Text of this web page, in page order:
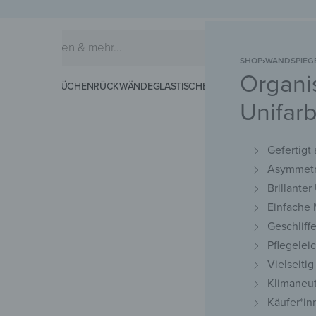
KÜCHENRÜCKWÄNDEGLASTISCHE SCHNEIDEBRETTER
SHOP›
Gefertigt
Brillanter
Einfache
Vielseitig